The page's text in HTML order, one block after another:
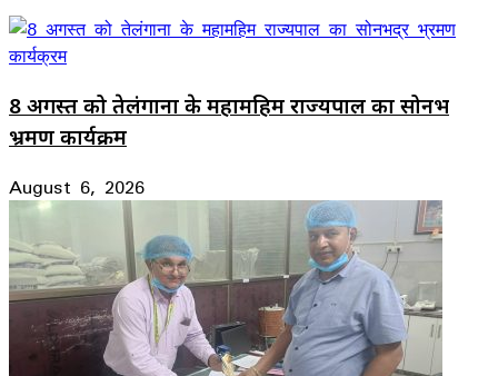
8 अगस्त को तेलंगाना के महामहिम राज्यपाल का सोनभद्र
भ्रमण कार्यक्रम
August 6, 2026